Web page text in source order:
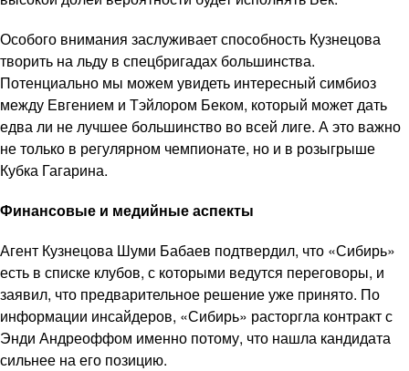
Особого внимания заслуживает способность Кузнецова
творить на льду в спецбригадах большинства.
Потенциально мы можем увидеть интересный симбиоз
между Евгением и Тэйлором Беком, который может дать
едва ли не лучшее большинство во всей лиге. А это важно
не только в регулярном чемпионате, но и в розыгрыше
Кубка Гагарина.
Финансовые и медийные аспекты
Агент Кузнецова Шуми Бабаев подтвердил, что «Сибирь»
есть в списке клубов, с которыми ведутся переговоры, и
заявил, что предварительное решение уже принято. По
информации инсайдеров, «Сибирь» расторгла контракт с
Энди Андреоффом именно потому, что нашла кандидата
сильнее на его позицию.